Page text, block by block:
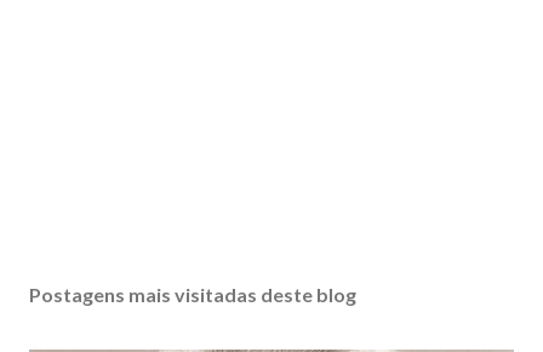
Postagens mais visitadas deste blog